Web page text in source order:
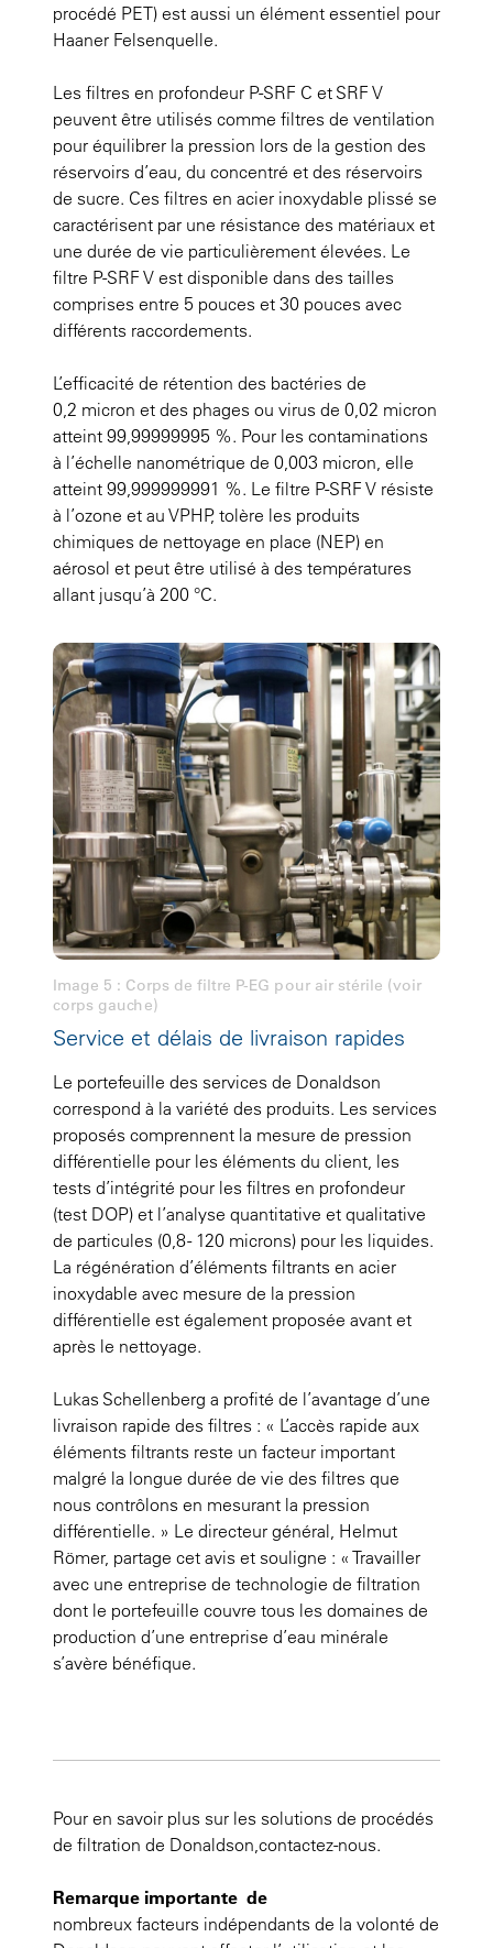
procédé PET) est aussi un élément essentiel pour
Haaner Felsenquelle.
Les filtres en profondeur P-SRF C et SRF V
peuvent être utilisés comme filtres de ventilation
pour équilibrer la pression lors de la gestion des
réservoirs d’eau, du concentré et des réservoirs
de sucre. Ces filtres en acier inoxydable plissé se
caractérisent par une résistance des matériaux et
une durée de vie particulièrement élevées. Le
filtre P-SRF V est disponible dans des tailles
comprises entre 5 pouces et 30 pouces avec
différents raccordements.
L’efficacité de rétention des bactéries de
0,2 micron et des phages ou virus de 0,02 micron
atteint 99,99999995 %. Pour les contaminations
à l’échelle nanométrique de 0,003 micron, elle
atteint 99,999999991 %. Le filtre P-SRF V résiste
à l’ozone et au VPHP, tolère les produits
chimiques de nettoyage en place (NEP) en
aérosol et peut être utilisé à des températures
allant jusqu’à 200 °C.
Image 5 : Corps de filtre P-EG pour air stérile (voir
corps gauche)
Service et délais de livraison rapides
Le portefeuille des services de Donaldson
correspond à la variété des produits. Les services
proposés comprennent la mesure de pression
différentielle pour les éléments du client, les
tests d’intégrité pour les filtres en profondeur
(test DOP) et l’analyse quantitative et qualitative
de particules (0,8 - 120 microns) pour les liquides.
La régénération d’éléments filtrants en acier
inoxydable avec mesure de la pression
différentielle est également proposée avant et
après le nettoyage.
Lukas Schellenberg a profité de l’avantage d’une
livraison rapide des filtres : « L’accès rapide aux
éléments filtrants reste un facteur important
malgré la longue durée de vie des filtres que
nous contrôlons en mesurant la pression
différentielle. » Le directeur général, Helmut
Römer, partage cet avis et souligne : « Travailler
avec une entreprise de technologie de filtration
dont le portefeuille couvre tous les domaines de
production d’une entreprise d’eau minérale
s’avère bénéfique.
Pour en savoir plus sur les solutions de procédés
de filtration de Donaldson,contactez-nous.
Remarque importante de
nombreux facteurs indépendants de la volonté de